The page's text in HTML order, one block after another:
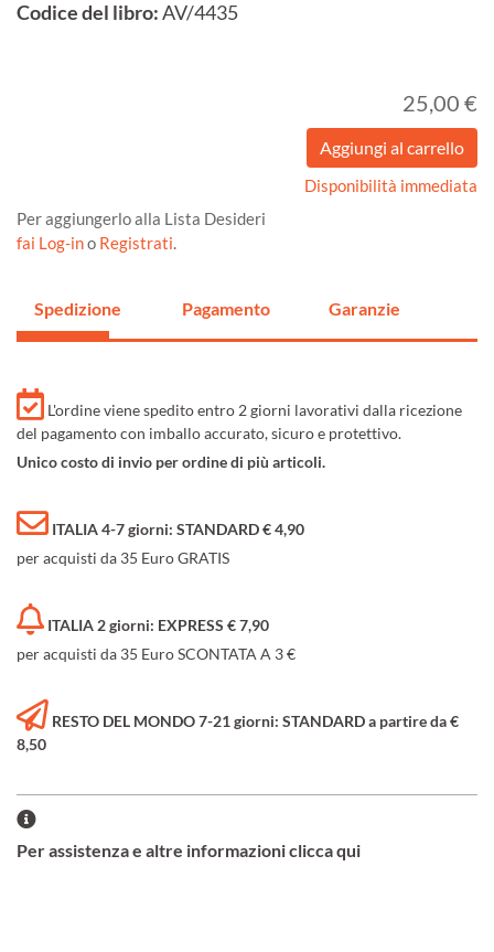
Codice del libro:AV/4435
25,00 €
Disponibilità immediata
Per aggiungerlo alla Lista Desideri
fai Log-ino Registrati.
Spedizione Pagamento Garanzie
L'ordine viene spedito entro 2 giorni lavorativi dalla ricezione
del pagamento con imballo accurato, sicuro e protettivo.
Unico costo di invio per ordine di più articoli.
ITALIA 4-7 giorni: STANDARD € 4,90
per acquisti da 35 Euro GRATIS
ITALIA 2 giorni: EXPRESS € 7,90
per acquisti da 35 Euro SCONTATA A 3 €
RESTO DEL MONDO 7-21 giorni: STANDARD a partire da €
8,50
Per assistenza e altre informazioni clicca qui